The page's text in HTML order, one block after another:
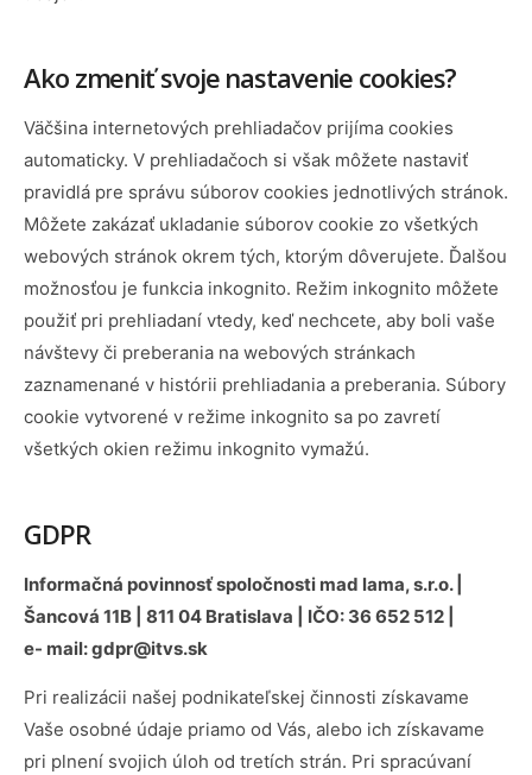
Ako zmeniť svoje nastavenie cookies?
Väčšina internetových prehliadačov prijíma cookies
automaticky. V prehliadačoch si však môžete nastaviť
pravidlá pre správu súborov cookies jednotlivých stránok.
Môžete zakázať ukladanie súborov cookie zo všetkých
webových stránok okrem tých, ktorým dôverujete. Ďalšou
možnosťou je funkcia inkognito. Režim inkognito môžete
použiť pri prehliadaní vtedy, keď nechcete, aby boli vaše
návštevy či preberania na webových stránkach
zaznamenané v histórii prehliadania a preberania. Súbory
cookie vytvorené v režime inkognito sa po zavretí
všetkých okien režimu inkognito vymažú.
GDPR
Informačná povinnosť spoločnosti mad lama, s.r.o. |
Šancová 11B | 811 04 Bratislava | IČO: 36 652 512 |
e- mail: gdpr@itvs.sk
Pri realizácii našej podnikateľskej činnosti získavame
Vaše osobné údaje priamo od Vás, alebo ich získavame
pri plnení svojich úloh od tretích strán. Pri spracúvaní